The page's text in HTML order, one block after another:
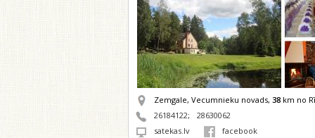
Zemgale, Vecumnieku novads, 38 km no
26184122;
28630062
satekas.lv
facebook